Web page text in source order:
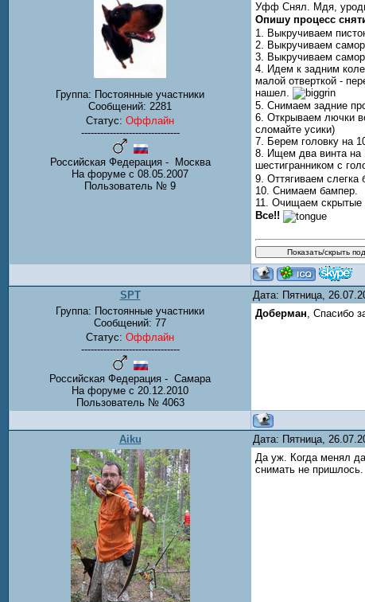
Группа: Постоянные участники
Сообщений: 2281
Статус: Оффлайн
-------------------------------
Российская Федерация - Москва
На форуме с 08.05.2007
Пользователь № 9
Уфф Снял. Мдя, уроды
Опишу процесс
1. Выкручиваем
2. Выкручиваем
3. Выкручиваем
4. Идем к задним
малой отверткой -
нашел.
5. Снимаем задние
6. Открываем лючки
сломайте усики)
7. Берем головку на
8. Ищем два винта на
шестигранником с
9. Оттягиваем слегка
10. Снимаем бампер.
11. Очищаем скрытые
Все!!
SPT Дата: Пятница,
Группа: Постоянные участники
Сообщений: 77
Статус: Оффлайн
-------------------------------
Российская Федерация - Самара
На форуме с 20.12.2010
Пользователь № 4063
Доберман, Спасибо
Aiku Дата: Пятница,
Да уж. Когда менял
снимать не пришлось.